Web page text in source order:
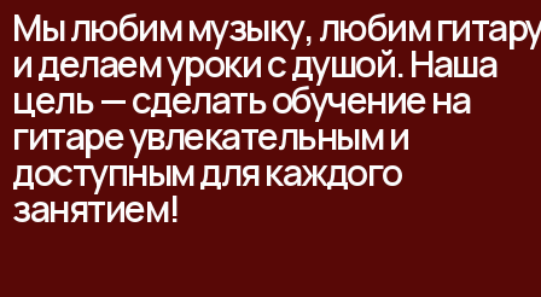
Мы любим музыку, любим
и делаем уроки с душой. Наша
цель — сделать обучение на
гитаре увлекательным и
доступным для каждого
занятием!